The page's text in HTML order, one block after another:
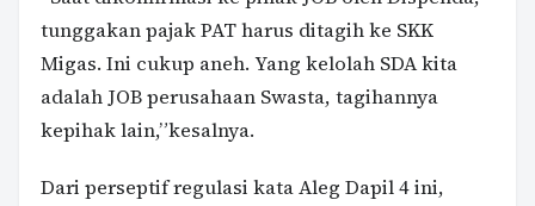
tunggakan pajak PAT harus ditagih ke SKK
Migas. Ini cukup aneh. Yang kelolah SDA kita
adalah JOB perusahaan Swasta, tagihannya
kepihak lain,”kesalnya.
Dari perseptif regulasi kata Aleg Dapil 4 ini,